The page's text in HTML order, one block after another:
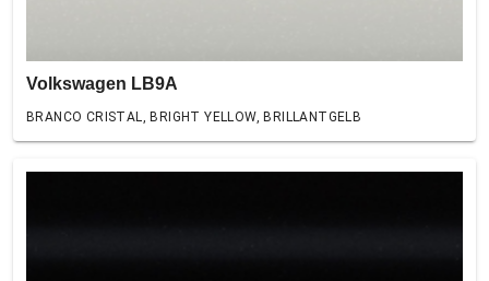
Volkswagen LB9A
BRANCO CRISTAL, BRIGHT YELLOW, BRILLANTGELB